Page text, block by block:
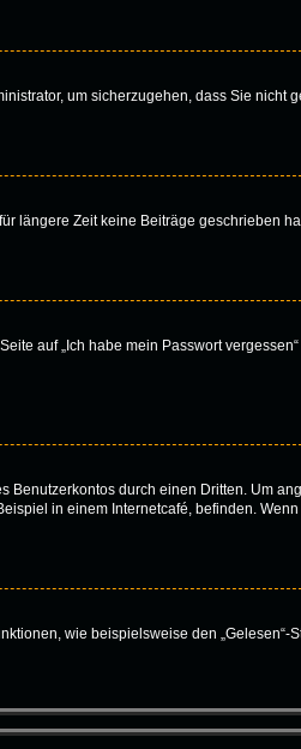
um sicherzugehen, dass Sie nicht
längere Zeit keine Beiträge geschrieben
auf „Ich habe mein Passwort
Benutzerkontos durch einen Dritten. Um
in einem Internetcafé, befinden.
wie beispielsweise den „Gelesen“-